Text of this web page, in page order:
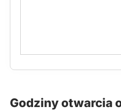
Godziny otwarcia